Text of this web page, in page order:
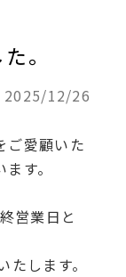
。
2025/12/26
ご愛顧いた
す。
営業日と
します。